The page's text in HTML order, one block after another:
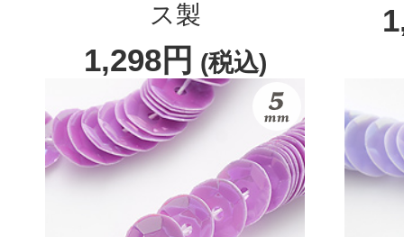
ス製
1,298円 (税込)